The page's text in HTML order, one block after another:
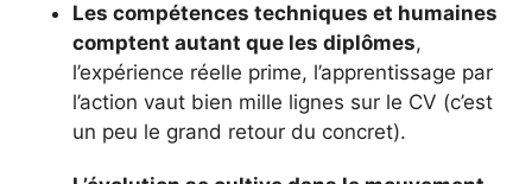
Les compétences techniques et humaines
comptent autant que les diplômes,
l’expérience réelle prime, l’apprentissage par
l’action vaut bien mille lignes sur le CV (c’est
un peu le grand retour du concret).